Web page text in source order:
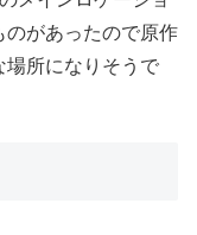
のがあったので原作
場所になりそうで